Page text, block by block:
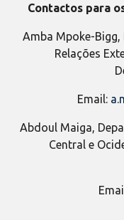
Contactos para
Amba Mpoke-
Relações
Email:
Abdoul Maiga,
Central e